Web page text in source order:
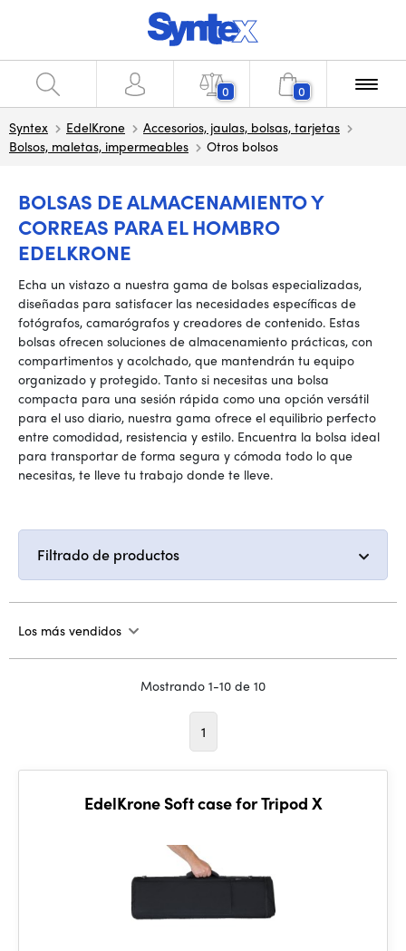
0 0
Syntex EdelKrone
Accesorios, jaulas, bolsas, tarjetas
Bolsos, maletas, impermeables
Otros bolsos
BOLSAS DE ALMACENAMIENTO Y
CORREAS PARA EL HOMBRO
EDELKRONE
Echa un vistazo a nuestra gama de bolsas especializadas,
diseñadas para satisfacer las necesidades específicas de
fotógrafos, camarógrafos y creadores de contenido. Estas
bolsas ofrecen soluciones de almacenamiento prácticas, con
compartimentos y acolchado, que mantendrán tu equipo
organizado y protegido. Tanto si necesitas una bolsa
compacta para una sesión rápida como una opción versátil
para el uso diario, nuestra gama ofrece el equilibrio perfecto
entre comodidad, resistencia y estilo. Encuentra la bolsa ideal
para transportar de forma segura y cómoda todo lo que
necesitas, te lleve tu trabajo donde te lleve.
Filtrado de productos
Los más vendidos
Mostrando 1-10 de 10
1
EdelKrone Soft case for Tripod X